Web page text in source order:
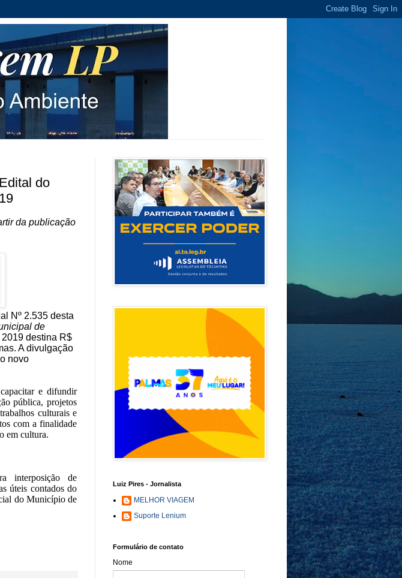
do
da publicação
Nº 2.535 desta
de
destina R$
A divulgação
novo
e difundir
pública, projetos
culturais e
com a finalidade
em cultura.
interposição de
úteis contados do
do Município de
Luiz Pires - Jornalista
MELHOR VIAGEM
Suporte Lenium
Formulário de contato
Nome